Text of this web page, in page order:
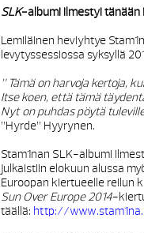
SLK-albumi ilmestyi tänään
Lemiläinen heviyhtye
levytyssessiossa syksyllä
” Tämä on harvoja kertoja,
Itse koen, että tämä
Nyt on puhdas pöytä
”Hyrde” Hyyrynen.
Stam1nan SLK-albumi
julkaistiin elokuun alussa
Euroopan kiertueelle reilun
Sun Over Europe 2014-
täällä: http://